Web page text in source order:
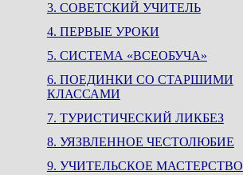
3. СОВЕТСКИЙ УЧИТЕЛЬ
4. ПЕРВЫЕ УРОКИ
5. СИСТЕМА «ВСЕОБУЧА»
6. ПОЕДИНКИ СО СТАРШИМИ
КЛАССАМИ
7. ТУРИСТИЧЕСКИЙ ЛИКБЕЗ
8. УЯЗВЛЕННОЕ ЧЕСТОЛЮБИЕ
9. УЧИТЕЛЬСКОЕ МАСТЕРСТВО